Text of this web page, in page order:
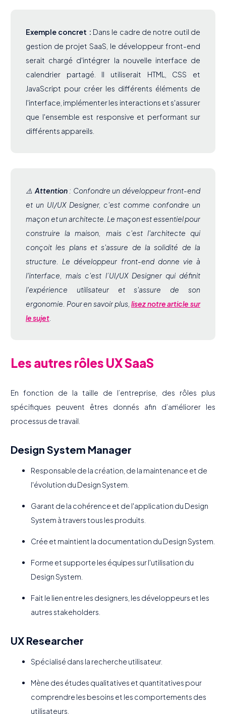
Exemple concret : Dans le cadre de notre outil de
gestion de projet SaaS, le développeur front-end
serait chargé d'intégrer la nouvelle interface de
calendrier partagé. Il utiliserait HTML, CSS et
JavaScript pour créer les différents éléments de
l'interface, implémenter les interactions et s'assurer
que l'ensemble est responsive et performant sur
différents appareils.
⚠️ Attention: Confondre un développeur front-end
et un UI/UX Designer, c'est comme confondre un
maçon et un architecte. Le maçon est essentiel pour
construire la maison, mais c'est l'architecte qui
conçoit les plans et s'assure de la solidité de la
structure. Le développeur front-end donne vie à
l'interface, mais c'est l’UI/UX Designer qui définit
l'expérience utilisateur et s'assure de son
ergonomie. Pour en savoir plus,lisez notre article sur
le sujet
Les autres rôles UX SaaS
En fonction de la taille de l’entreprise, des rôles plus
spécifiques peuvent êtres donnés afin d’améliorer les
processus de travail.
Design System Manager
Responsable de la création, de la maintenance et de
l'évolution du Design System.
Garant de la cohérence et de l'application du Design
System à travers tous les produits.
Crée et maintient la documentation du Design System.
Forme et supporte les équipes sur l'utilisation du
Design System.
Fait le lien entre les designers, les développeurs et les
autres stakeholders.
UX Researcher
Spécialisé dans la recherche utilisateur.
Mène des études qualitatives et quantitatives pour
comprendre les besoins et les comportements des
utilisateurs.